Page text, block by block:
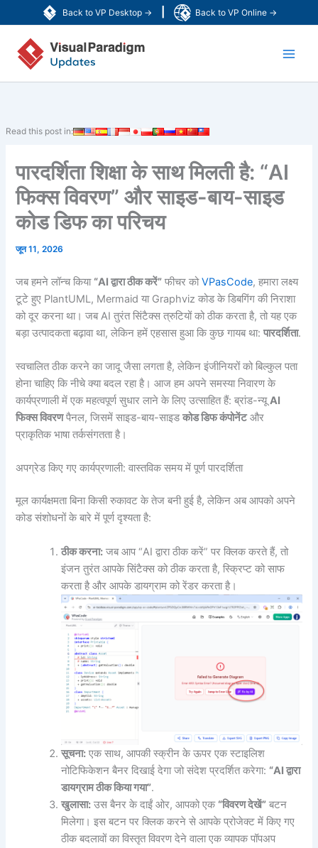
Back to VP Desktop → Back to VP Online →
to
content
Read this post in:
पारदर्शिता शिक्षा के साथ मिलती है: “AI
फिक्स विवरण” और साइड-बाय-साइड
कोड डिफ का परिचय
जून 11, 2026
जब हमने लॉन्च किया “AI द्वारा ठीक करें” फीचर कोVPasCode, हमारा लक्ष्य
टूटे हुए PlantUML, Mermaid या Graphviz कोड के डिबगिंग की निराशा
को दूर करना था। जब AI तुरंत सिंटैक्स त्रुटियों को ठीक करता है, तो यह एक
बड़ा उत्पादकता बढ़ावा था, लेकिन हमें एहसास हुआ कि कुछ गायब था:पारदर्शिता.
स्वचालित ठीक करने का जादू जैसा लगता है, लेकिन इंजीनियरों को बिल्कुल पता
होना चाहिए कि नीचे क्या बदल रहा है। आज हम अपने समस्या निवारण के
कार्यप्रणाली में एक महत्वपूर्ण सुधार लाने के लिए उत्साहित हैं: ब्रांड-न्यूAI
फिक्स विवरणपैनल, जिसमें साइड-बाय-साइडकोड डिफ कंपोनेंटऔर
प्राकृतिक भाषा तर्कसंगतता है।
अपग्रेड किए गए कार्यप्रणाली: वास्तविक समय में पूर्ण पारदर्शिता
मूल कार्यक्षमता बिना किसी रुकावट के तेज बनी हुई है, लेकिन अब आपको अपने
कोड संशोधनों के बारे में पूर्ण दृश्यता है:
ठीक करना: जब आप “AI द्वारा ठीक करें” पर क्लिक करते हैं, तो
इंजन तुरंत आपके सिंटैक्स को ठीक करता है, स्क्रिप्ट को साफ
करता है और आपके डायग्राम को रेंडर करता है।
सूचना: एक साथ, आपकी स्क्रीन के ऊपर एक स्टाइलिश
नोटिफिकेशन बैनर दिखाई देगा जो संदेश प्रदर्शित करेगा: “AI द्वारा
डायग्राम ठीक किया गया”.
खुलासा: उस बैनर के दाईं ओर, आपको एक “विवरण देखें” बटन
मिलेगा। इस बटन पर क्लिक करने से आपके प्रोजेक्ट में किए गए
ठीक बदलावों का विस्तृत विवरण देने वाला एक व्यापक पॉपअप